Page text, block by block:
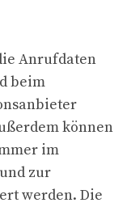
Anrufdaten
beim
können
im
zur
werden. Die